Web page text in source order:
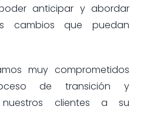
anticipar y abordar
cambios que puedan
muy comprometidos
de transición y
clientes a su